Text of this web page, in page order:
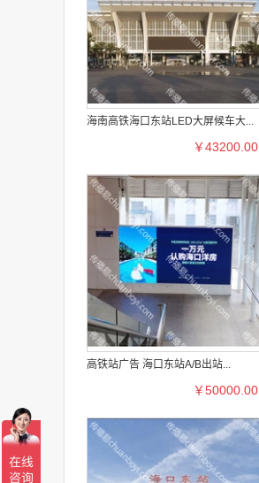
海南高铁海口东站LED大屏候车大...
￥43200.00
高铁站广告 海口东站A/B出站...
￥50000.00